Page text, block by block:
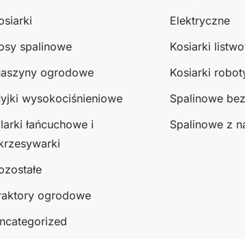
spalinowe
ogrodowe
wysokociśnieniowe
łańcuchowe i
ogrodowe
Elektryczne
Kosiarki
Kosiarki
Spalinowe
Spalinowe z